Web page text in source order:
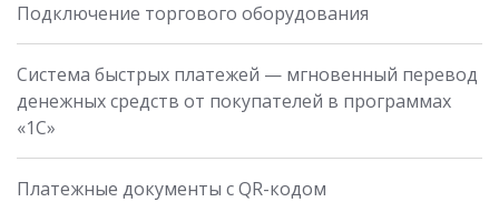
Подключение торгового оборудования
Система быстрых платежей — мгновенный перевод
денежных средств от покупателей в программах
«1С»
Платежные документы с QR-кодом